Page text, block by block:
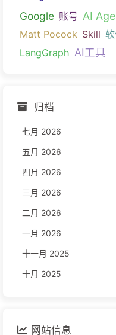
Google 账号 AI
Matt Pocock Skill
LangGraph AI工具
归档
七月 2026
五月 2026
四月 2026
三月 2026
二月 2026
一月 2026
十一月 2025
十月 2025
网站信息